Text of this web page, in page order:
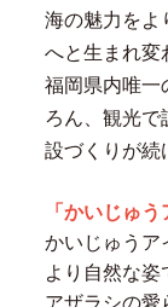
海の魅力をよ
へと生まれ変
福岡県内唯一
ろん、観光で
設づくりが続
「かいじゅう
かいじゅうア
より自然な姿
アザラシの愛